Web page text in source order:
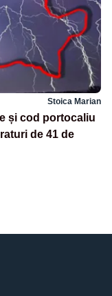
Stoica Marian
și cod portocaliu
de 41 de